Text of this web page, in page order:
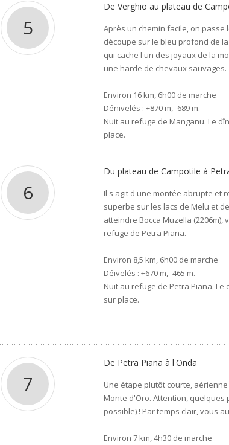
5
De Verghio au plateau de
Après un chemin facile, on passe
découpe sur le bleu profond de
qui cache l'un des joyaux de la
une harde de chevaux sauvages.
Environ 16 km, 6h00 de marche
Dénivelés : +870 m, -689 m.
Nuit au refuge de Manganu. Le
place.
6
Du plateau de Campotile à
Il s'agit d'une montée abrupte et
superbe sur les lacs de Melu et
atteindre Bocca Muzella
refuge de Petra Piana.
Environ 8,5 km, 6h00 de marche
Déivelés : +670 m, -465 m.
Nuit au refuge de Petra Piana.
sur place.
7
De Petra Piana à l'Onda
Une étape plutôt courte,
Monte d'Oro. Attention,
possible) ! Par temps clair, vous
Environ 7 km, 4h30 de marche